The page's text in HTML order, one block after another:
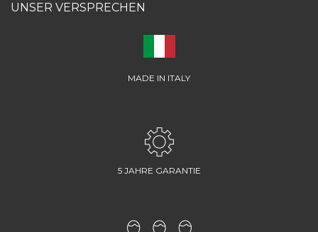
UNSER VERSPRECHEN
MADE IN ITALY
5 JAHRE GARANTIE